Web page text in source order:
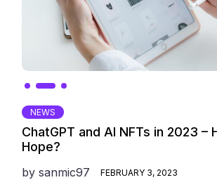
NEWS
ChatGPT and AI NFTs in 2023 –
Hope?
by sanmic97 FEBRUARY 3, 2023